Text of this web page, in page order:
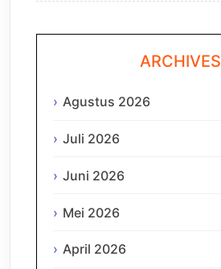
ARCHIVES
Agustus 2026
Juli 2026
Juni 2026
Mei 2026
April 2026